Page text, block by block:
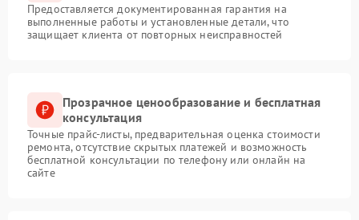
Предоставляется документированная гарантия на
выполненные работы и установленные детали, что
защищает клиента от повторных неисправностей
Прозрачное ценообразование и бесплатная
консультация
Точные прайс-листы, предварительная оценка стоимости
ремонта, отсутствие скрытых платежей и возможность
бесплатной консультации по телефону или онлайн на
сайте